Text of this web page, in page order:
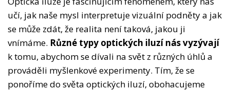
učí, jak naše mysl interpretuje vizuální podněty a jak
se může zdát, že realita není taková, jakou ji
vnímáme. Různé typy optických iluzí nás vyzývají
k tomu, abychom se dívali na svět z různých úhlů a
prováděli myšlenkové experimenty. Tím, že se
ponoříme do světa optických iluzí, obohacujeme